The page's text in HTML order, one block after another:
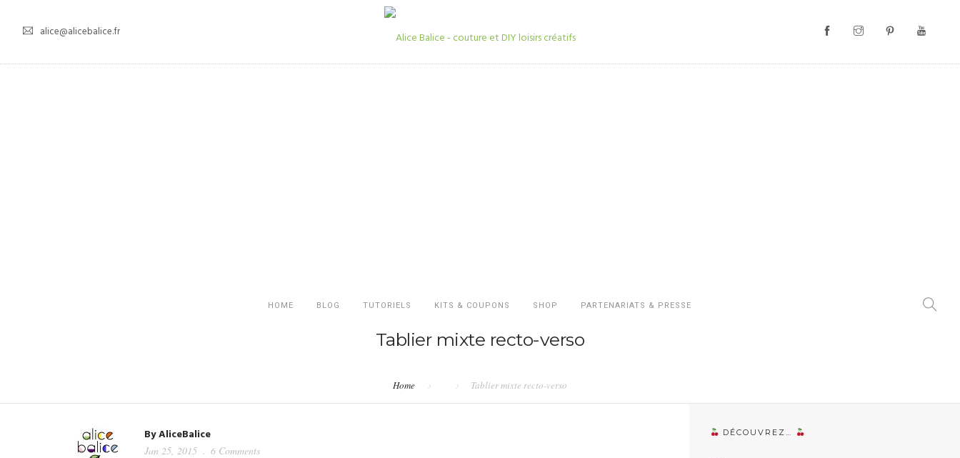
alice@alicebalice.fr
HOME BLOG TUTORIELS KITS & COUPONS SHOP PARTENARIATS & PRESSE
Tablier mixte recto-verso
Home Tablier mixte recto-verso
ByAliceBalice
Jan 25, 2015
6 Comments
DÉCOUVREZ…